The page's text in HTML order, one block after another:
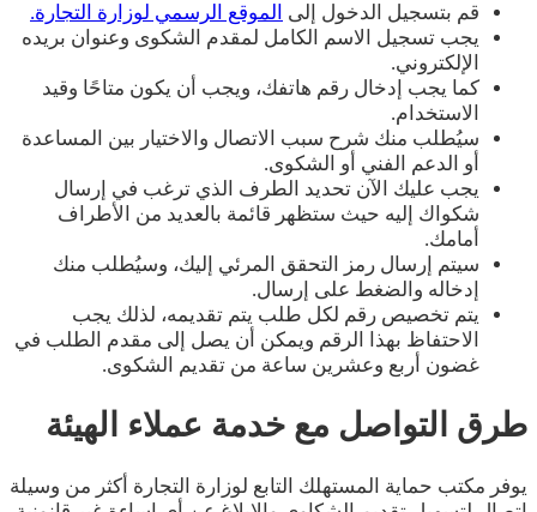
قم بتسجيل الدخول إلى الموقع الرسمي لوزارة التجارة.
يجب تسجيل الاسم الكامل لمقدم الشكوى وعنوان بريده
الإلكتروني.
كما يجب إدخال رقم هاتفك، ويجب أن يكون متاحًا وقيد
الاستخدام.
سيُطلب منك شرح سبب الاتصال والاختيار بين المساعدة
أو الدعم الفني أو الشكوى.
يجب عليك الآن تحديد الطرف الذي ترغب في إرسال
شكواك إليه حيث ستظهر قائمة بالعديد من الأطراف
أمامك.
سيتم إرسال رمز التحقق المرئي إليك، وسيُطلب منك
إدخاله والضغط على إرسال.
يتم تخصيص رقم لكل طلب يتم تقديمه، لذلك يجب
الاحتفاظ بهذا الرقم ويمكن أن يصل إلى مقدم الطلب في
غضون أربع وعشرين ساعة من تقديم الشكوى.
طرق التواصل مع خدمة عملاء الهيئة
يوفر مكتب حماية المستهلك التابع لوزارة التجارة أكثر من وسيلة